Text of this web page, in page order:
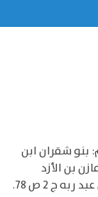
بنو شقران ابن
بن الأزد
(الاشتقاق لابن دريد ص 285. العقد الفريد لابن عبد ربه ج 2 ص 78.